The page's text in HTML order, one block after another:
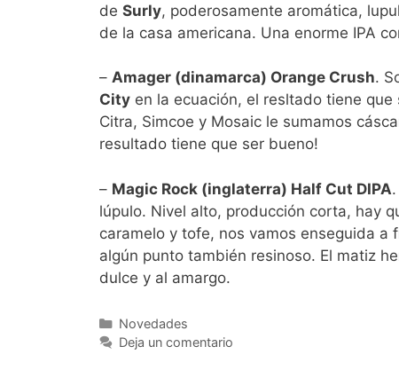
de Surly, poderosamente aromática,
de la casa americana. Una enorme IPA
– Amager (dinamarca) Orange Crush.
City en la ecuación, el resltado tiene
Citra, Simcoe y Mosaic le sumamos
resultado tiene que ser bueno!
– Magic Rock (inglaterra) Half Cut DIPA
lúpulo. Nivel alto, producción corta, hay
caramelo y tofe, nos vamos enseguida a
algún punto también resinoso. El matiz
dulce y al amargo.
Categorías
Novedades
Deja un comentario